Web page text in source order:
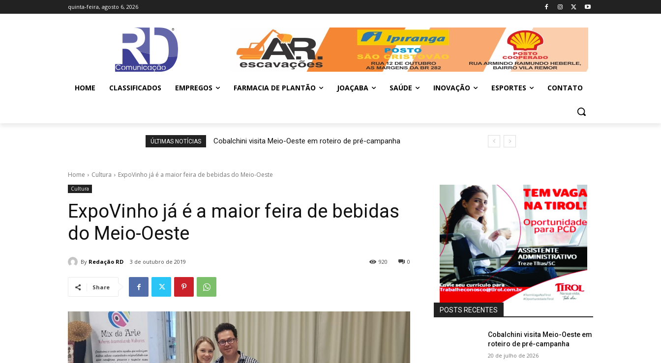
quinta-feira, agosto 6, 2026
HOME CLASSIFICADOS EMPREGOS FARMACIA DE PLANTÃO JOAÇABA SAÚDE INOVAÇÃO ESPORTES CONTATO
ÚLTIMAS NOTÍCIAS Cobalchini visita Meio-Oeste em roteiro de pré-campanha
Home Cultura ExpoVinho já é a maior feira de bebidas do Meio-Oeste
Cultura
ExpoVinho já é a maior feira de bebidas
do Meio-Oeste
By Redação RD 3 de outubro de 2019 0
920
Share
POSTS RECENTES
Cobalchini visita Meio-Oeste em
roteiro de pré-campanha
20 de julho de 2026